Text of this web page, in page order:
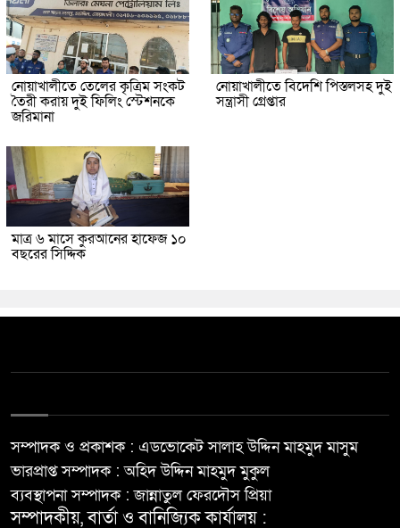
নোয়াখালীতে তেলের কৃত্রিম সংকট
তৈরী করায় দুই ফিলিং স্টেশনকে
জরিমানা
নোয়াখালীতে বিদেশি পিস্তলসহ দুই
সন্ত্রাসী গ্রেপ্তার
মাত্র ৬ মাসে কুরআনের হাফেজ ১০
বছরের সিদ্দিক
সম্পাদক ও প্রকাশক : এডভোকেট সালাহ উদ্দিন মাহমুদ মাসুম
ভারপ্রাপ্ত সম্পাদক : অহিদ উদ্দিন মাহমুদ মুকুল
ব্যবস্থাপনা সম্পাদক : জান্নাতুল ফেরদৌস প্রিয়া
সম্পাদকীয়, বার্তা ও বানিজ্যিক কার্যালয় :